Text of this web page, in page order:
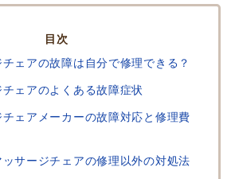
INDEX
ェアの故障は自分で修理できる？
チェアのよくある故障症状
チェアメーカーの故障対応と修理費
サージチェアの修理以外の対処法